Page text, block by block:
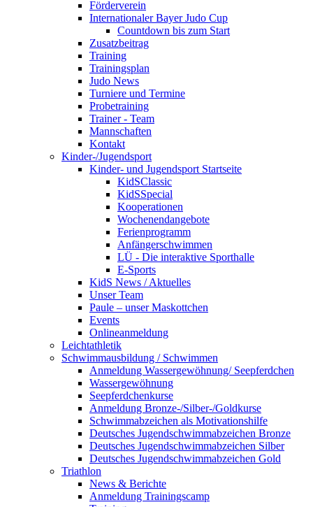
Förderverein
Internationaler Bayer Judo Cup
Countdown bis zum Start
Zusatzbeitrag
Training
Trainingsplan
Judo News
Turniere und Termine
Probetraining
Trainer - Team
Mannschaften
Kontakt
Kinder-/Jugendsport
Kinder- und Jugendsport Startseite
KidSClassic
KidSSpecial
Kooperationen
Wochenendangebote
Ferienprogramm
Anfängerschwimmen
LÜ - Die interaktive Sporthalle
E-Sports
KidS News / Aktuelles
Unser Team
Paule – unser Maskottchen
Events
Onlineanmeldung
Leichtathletik
Schwimmausbildung / Schwimmen
Anmeldung Wassergewöhnung/ Seepferdchen
Wassergewöhnung
Seepferdchenkurse
Anmeldung Bronze-/Silber-/Goldkurse
Schwimmabzeichen als Motivationshilfe
Deutsches Jugendschwimmabzeichen Bronze
Deutsches Jugendschwimmabzeichen Silber
Deutsches Jugendschwimmabzeichen Gold
Triathlon
News & Berichte
Anmeldung Trainingscamp